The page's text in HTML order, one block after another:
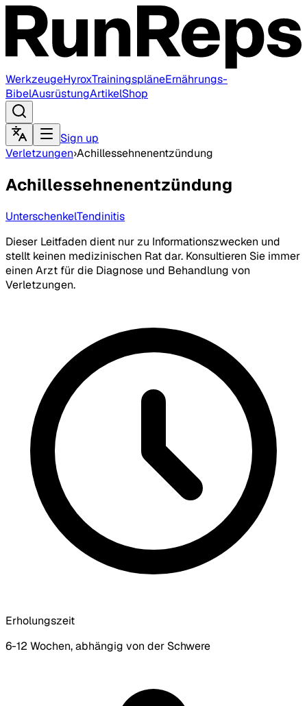
WerkzeugeHyroxTrainingspläneErnährungs-
BibelAusrüstungArtikelShop
Sign up
Verletzungen›Achillessehnenentzündung
Achillessehnenentzündung
UnterschenkelTendinitis
Dieser Leitfaden dient nur zu Informationszwecken und
stellt keinen medizinischen Rat dar. Konsultieren Sie immer
einen Arzt für die Diagnose und Behandlung von
Verletzungen.
Erholungszeit
6-12 Wochen, abhängig von der Schwere